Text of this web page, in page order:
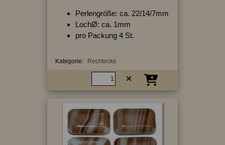
Perlengröße: ca. 22/14/7mm
LochØ: ca. 1mm
pro Packung 4 St.
Kategorie: Rechtecke